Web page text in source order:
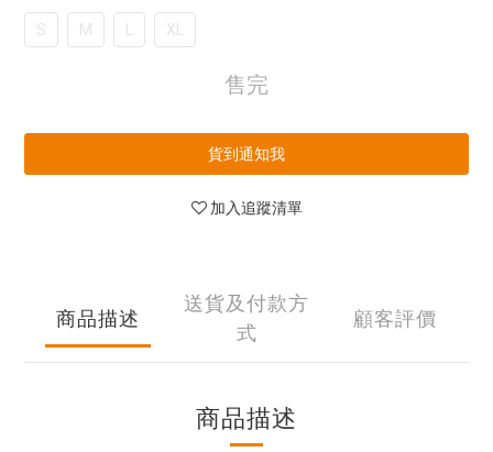
S M XL
售完
貨到通知我
加入追蹤清單
商品描述
送貨及付款方
式
顧客評價
商品描述